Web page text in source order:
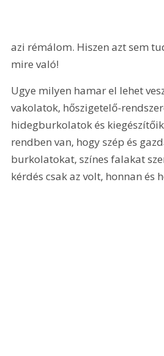
azi rémálom. Hiszen azt sem
mire való!
Ugye milyen hamar el lehet
vakolatok, hőszigetelő-
hidegburkolatok és
rendben van, hogy szép és
burkolatokat, színes falakat
kérdés csak az volt, honnan és